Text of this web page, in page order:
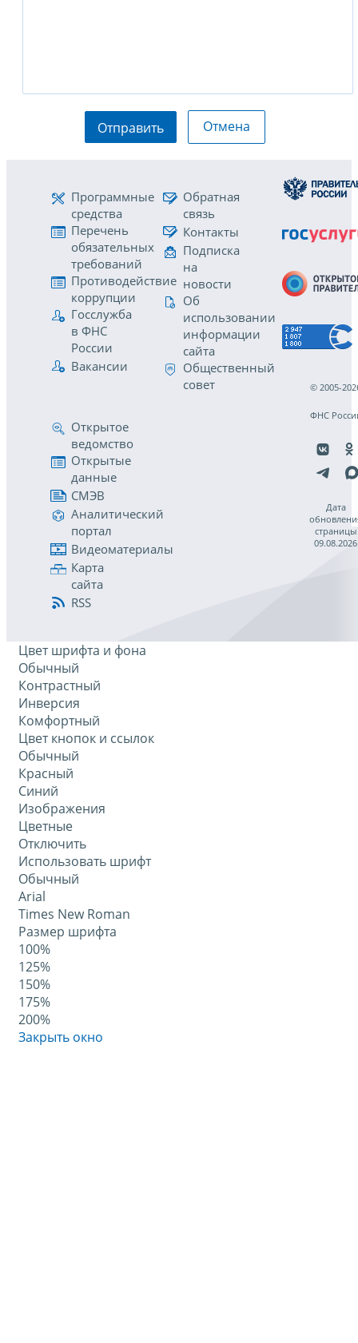
Отправить Отмена
Программные
средства
Перечень
обязательных
требований
Противодействие
коррупции
Госслужба
в ФНС
России
Вакансии
Обратная
связь
Контакты
Подписка
на
новости
Об
использовании
информации
сайта
Общественный
совет
Открытое
ведомство
Открытые
данные
СМЭВ
Аналитический
портал
Видеоматериалы
Карта
сайта
RSS
© 2005-
ФНС
Дата
страницы
09.08.2026
Цвет шрифта и фона
Обычный
Контрастный
Инверсия
Комфортный
Цвет кнопок и ссылок
Обычный
Красный
Синий
Изображения
Цветные
Отключить
Использовать шрифт
Обычный
Arial
Times New Roman
Размер шрифта
100%
125%
150%
175%
200%
Закрыть окно